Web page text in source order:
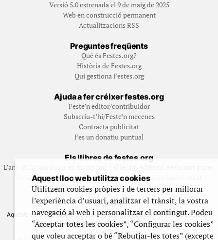
Versió 5.0 estrenada el 9 de maig de 2025
Web en construcció permanent
Actualitzacions RSS
Preguntes freqüents
Qué és Festes.org?
Història de Festes.org
Qui gestiona Festes.org
Ajuda a fer créixer festes.org
Feste’n editor/contribuidor
Subscriu-t’hi/Feste’n mecenes
Contracta publicitat
Fes un donatiu puntual
Els llibres de festes.org
L’any 2012 vam posar en marxa una col·lecció editorial en format paper,
recuperant i ampliant materials que fins aleshores havien estat
exclusivament accessibles al nostre espai web. [+]
Aquesta obra està subjecta a una llicència de Reconeixement No Comercial -
CompartirIgual 4.0 de Creative Commons
© 1999-2026 festes.org
Aquest lloc web utilitza cookies
Utilitzem cookies pròpies i de tercers per millorar
l’experiència d’usuari, analitzar el trànsit, la vostra
navegació al web i personalitzar el contingut. Podeu
“Acceptar totes les cookies”, “Configurar les cookies”
que voleu acceptar o bé “Rebutjar-les totes” (excepte